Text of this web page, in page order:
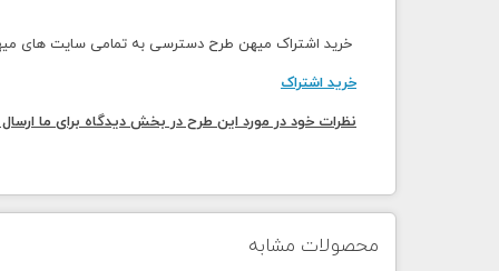
خرید اشتراک میهن طرح دسترسی به تمامی سایت های
خرید اشتراک
نظرات خود در مورد این طرح در بخش دیدگاه برای ما
محصولات مشابه